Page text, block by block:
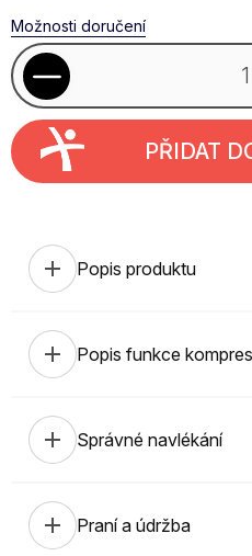
Možnosti doručení
PŘIDAT
add Popis produktu
add Popis funkce
add Správné navlékání
add Praní a údržba